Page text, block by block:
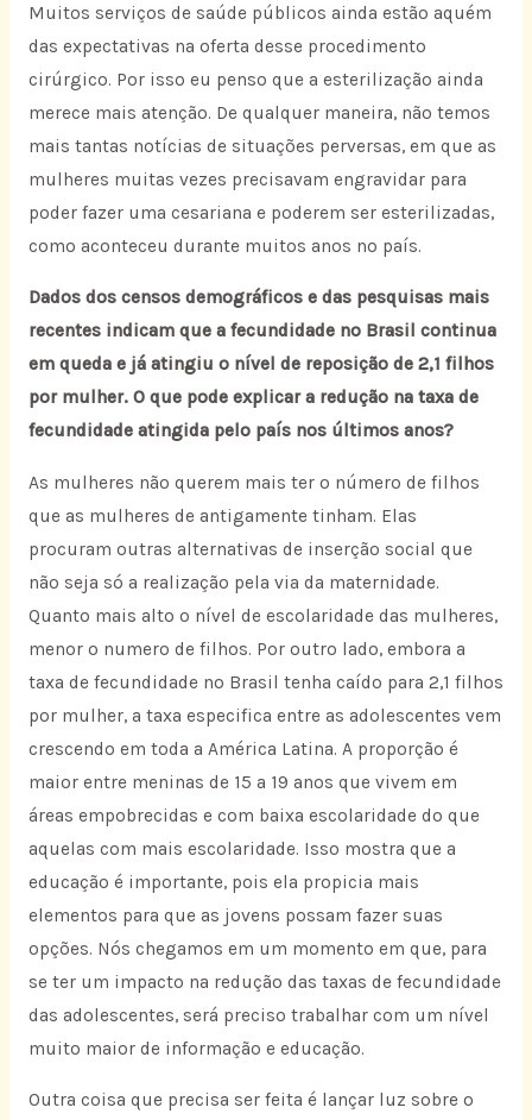
Muitos serviços de saúde públicos ainda estão aquém
das expectativas na oferta desse procedimento
cirúrgico. Por isso eu penso que a esterilização ainda
merece mais atenção. De qualquer maneira, não temos
mais tantas notícias de situações perversas, em que as
mulheres muitas vezes precisavam engravidar para
poder fazer uma cesariana e poderem ser esterilizadas,
como aconteceu durante muitos anos no país.
Dados dos censos demográficos e das pesquisas mais
recentes indicam que a fecundidade no Brasil continua
em queda e já atingiu o nível de reposição de 2,1 filhos
por mulher. O que pode explicar a redução na taxa de
fecundidade atingida pelo país nos últimos anos?
As mulheres não querem mais ter o número de filhos
que as mulheres de antigamente tinham. Elas
procuram outras alternativas de inserção social que
não seja só a realização pela via da maternidade.
Quanto mais alto o nível de escolaridade das mulheres,
menor o numero de filhos. Por outro lado, embora a
taxa de fecundidade no Brasil tenha caído para 2,1 filhos
por mulher, a taxa especifica entre as adolescentes vem
crescendo em toda a América Latina. A proporção é
maior entre meninas de 15 a 19 anos que vivem em
áreas empobrecidas e com baixa escolaridade do que
aquelas com mais escolaridade. Isso mostra que a
educação é importante, pois ela propicia mais
elementos para que as jovens possam fazer suas
opções. Nós chegamos em um momento em que, para
se ter um impacto na redução das taxas de fecundidade
das adolescentes, será preciso trabalhar com um nível
muito maior de informação e educação.
Outra coisa que precisa ser feita é lançar luz sobre o